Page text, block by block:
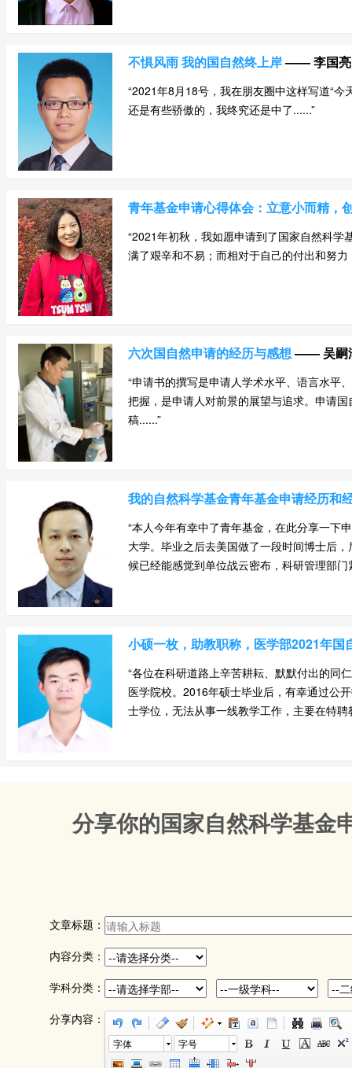
不惧风雨 我的国自然终上岸—— 李国亮
“2021年8月18号，我在朋友圈中这样写道“
还是有些骄傲的，我终究还是中了......”
青年基金申请心得体会：立意小而精，
“2021年初秋，我如愿申请到了国家自然科
满了艰辛和不易；而相对于自己的付出和努
六次国自然申请的经历与感想—— 吴嗣
“申请书的撰写是申请人学术水平、语言水平
把握，是申请人对前景的展望与追求。申请
稿......”
我的自然科学基金青年基金申请经历和
“本人今年有幸中了青年基金，在此分享一下
大学。毕业之后去美国做了一段时间博士后
候已经能感觉到单位战云密布，科研管理部
小硕一枚，助教职称，医学部2021年
“各位在科研道路上辛苦耕耘、默默付出的同
医学院校。2016年硕士毕业后，有幸通过公
士学位，无法从事一线教学工作，主要在特
分享你的国家自然科学基金
文章标题：
内容分类：
学科分类：
分享内容：
字体 字号